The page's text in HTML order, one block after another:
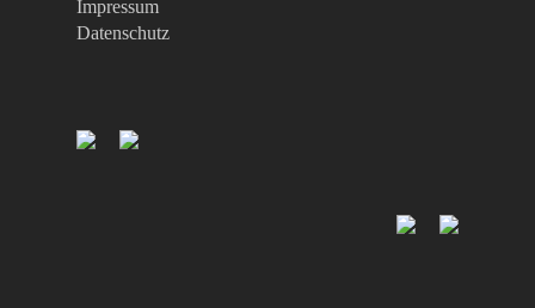
Impressum
Datenschutz